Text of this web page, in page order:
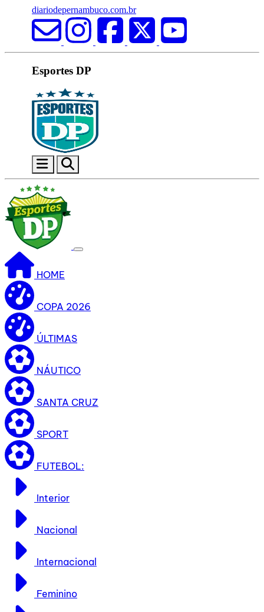
diariodepernambuco.com.br
Esportes DP
HOME
COPA 2026
ÚLTIMAS
NÁUTICO
SANTA CRUZ
SPORT
FUTEBOL:
Interior
Nacional
Internacional
Feminino